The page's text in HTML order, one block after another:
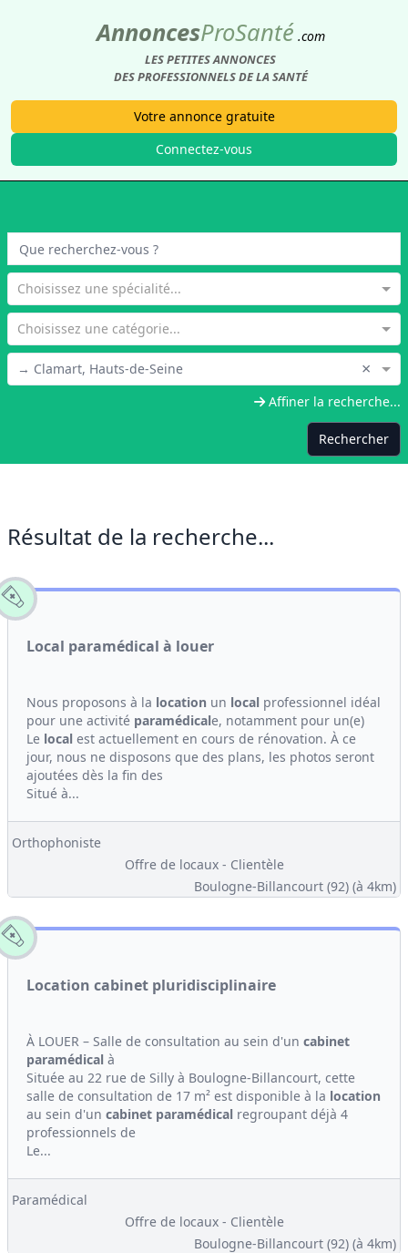
AnnoncesProSanté .com
LES PETITES ANNONCES
DES PROFESSIONNELS DE LA SANTÉ
Votre annonce gratuite
Connectez-vous
Choisissez une spécialité...
Choisissez une catégorie...
→ Clamart, Hauts-de-Seine ×
Affiner la recherche...
Rechercher
Résultat de la recherche...
Local paramédical à louer
Nous proposons à la location un local professionnel idéal
pour une activité paramédicale, notamment pour un(e)
Le local est actuellement en cours de rénovation. À ce
jour, nous ne disposons que des plans, les photos seront
ajoutées dès la fin des
Situé à...
Orthophoniste
Offre de locaux - Clientèle
Boulogne-Billancourt (92) (à 4km)
Location cabinet pluridisciplinaire
À LOUER – Salle de consultation au sein d'un cabinet
paramédical à
Située au 22 rue de Silly à Boulogne-Billancourt, cette
salle de consultation de 17 m² est disponible à la location
au sein d'un cabinet paramédical regroupant déjà 4
professionnels de
Le...
Paramédical
Offre de locaux - Clientèle
Boulogne-Billancourt (92) (à 4km)